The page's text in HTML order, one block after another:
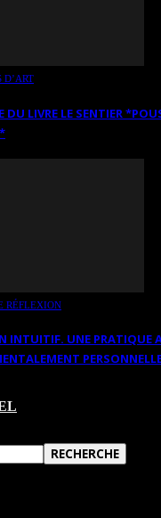
D’ART
DU LIVRE LE SENTIER
RÉFLEXION
INTUITIF. UNE PRATIQUE